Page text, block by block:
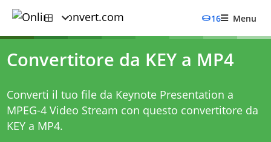
16 Menu
Convertitore da KEY a MP4
Converti il tuo file da Keynote Presentation a
MPEG-4 Video Stream con questo convertitore da
KEY a MP4.